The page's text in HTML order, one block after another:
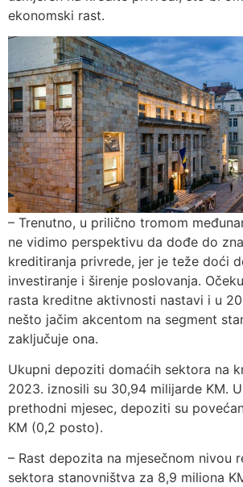
ekonomski rast.
– Trenutno, u prilično tromom
ne vidimo perspektivu da dođe do
kreditiranja privrede, jer je teže doći
investiranje i širenje poslovanja.
rasta kreditne aktivnosti nastavi i u
nešto jačim akcentom na segment
zaključuje ona.
Ukupni depoziti domaćih sektora na
2023. iznosili su 30,94 milijarde KM.
prethodni mjesec, depoziti su
KM (0,2 posto).
– Rast depozita na mjesečnom nivou
sektora stanovništva za 8,9 miliona